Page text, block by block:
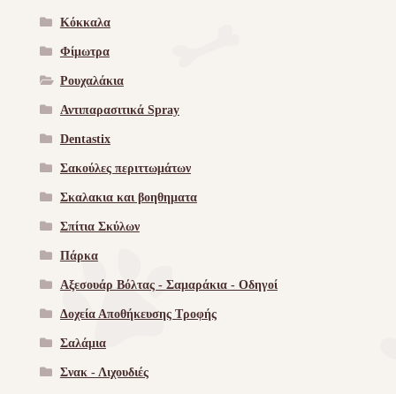
Κόκκαλα
Φίμωτρα
Ρουχαλάκια
Αντιπαρασιτικά Spray
Dentastix
Σακούλες περιττωμάτων
Σκαλακια και βοηθηματα
Σπίτια Σκύλων
Πάρκα
Αξεσουάρ Βόλτας - Σαμαράκια - Οδηγοί
Δοχεία Αποθήκευσης Τροφής
Σαλάμια
Σνακ - Λιχουδιές